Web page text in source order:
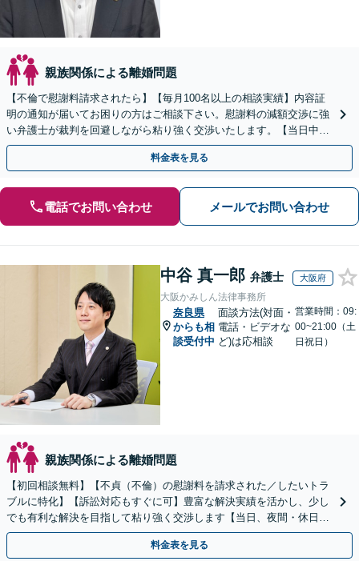
親族関係による離婚問題
【不倫で慰謝料請求されたら】【毎月100名以上の相談実績】内容証
明の通知が届いてお困りの方はご相談下さい。慰謝料の減額交渉に強
い弁護士が裁判を回避しながら粘り強く交渉いたします。【当日中の
相談可(予約制)】【関西エリア全域対応】
料金表を見る
電話でお問い合わせ メールでお問い合わせ
中谷 真一郎 弁護士 大阪府
大阪かみしん法律事務所
奈良県
からも相
談受付中
面談方法(対面・
電話・ビデオな
ど)は応相談
営業時間：09:
00~21:00（土
日祝日）
親族関係による離婚問題
【初回相談無料】【不貞（不倫）の慰謝料を請求された／したいトラ
ブルに特化】【訴訟対応もすぐに可】豊富な解決実績を活かし、少し
でも有利な解決を目指して粘り強く交渉します【当日、夜間・休日相
談可】
料金表を見る